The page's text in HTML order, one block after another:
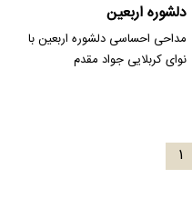
دلشوره اربعین
مداحی احساسی دلشوره اربعین با
نوای کربلایی جواد مقدم
۱